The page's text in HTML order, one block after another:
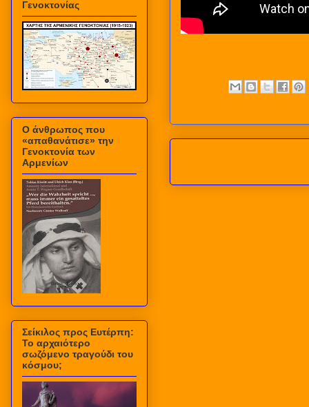
Γενοκτονίας
Ο άνθρωπος που
«απαθανάτισε» την
Γενοκτονία των
Αρμενίων
Σείκιλος προς Ευτέρπη:
Το αρχαιότερο
σωζόμενο τραγούδι του
κόσμου;